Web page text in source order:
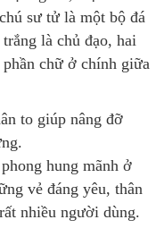
sư tử là một bộ đá
là chủ đạo, hai
chữ ở chính giữa
to giúp nâng đỡ
hung mãnh ở
vẻ đáng yêu, thân
nhiều người dùng.